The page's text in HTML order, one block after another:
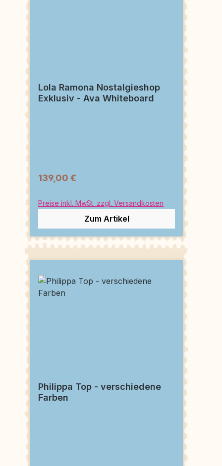
Lola Ramona Nostalgieshop
Exklusiv - Ava Whiteboard
139,00 €
Preise inkl. MwSt. zzgl. Versandkosten
Zum Artikel
Philippa Top - verschiedene
Farben